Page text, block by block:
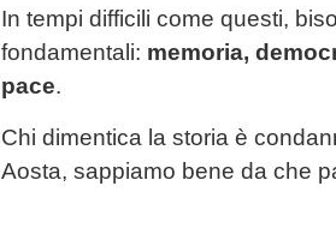
In tempi difficili come questi,
fondamentali: memoria,
pace.
Chi dimentica la storia è
Aosta, sappiamo bene da che